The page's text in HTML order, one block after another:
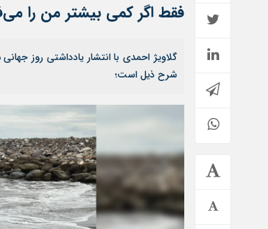
فقط اگر کمی بیشتر من را
گلاویژ احمدی با انتشار یادداشتی روز
شرح ذیل است؛